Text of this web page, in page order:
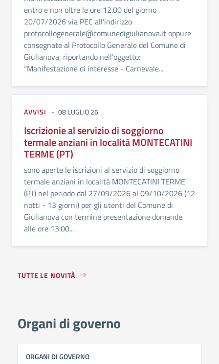
entro e non oltre le ore 12.00 del giorno
20/07/2026 via PEC all’indirizzo
protocollogenerale@comunedigiulianova.it oppure
consegnate al Protocollo Generale del Comune di
Giulianova, riportando nell’oggetto:
“Manifestazione di interesse - Carnevale...
AVVISI 08 LUGLIO 26
Iscrizionie al servizio di soggiorno
termale anziani in località MONTECATINI
TERME (PT)
sono aperte le iscrizioni al servizio di soggiorno
termale anziani in località MONTECATINI TERME
(PT) nel periodo dal 27/09/2026 al 09/10/2026 (12
notti - 13 giorni) per gli utenti del Comune di
Giulianova con termine presentazione domande
alle ore 13:00...
TUTTE LE NOVITÀ
Organi di governo
ORGANI DI GOVERNO